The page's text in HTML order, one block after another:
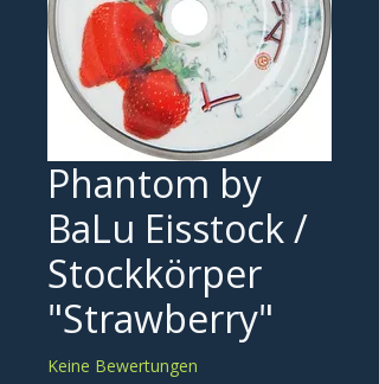
Phantom by
BaLu Eisstock /
Stockkörper
"Strawberry"
Keine Bewertungen